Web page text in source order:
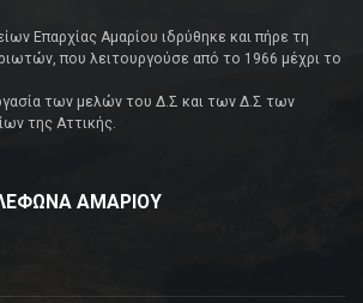
Επαρχίας Αμαρίου ιδρύθηκε και πήρε τη
που λειτουργούσε από το 1966 μέχρι το
των μελών του Δ.Σ και των Δ.Σ των
της Αττικής.
ΑΜΑΡΙΟΥ